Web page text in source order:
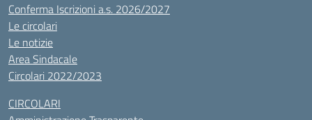
Conferma Iscrizioni a.s. 2026/2027
Le circolari
Le notizie
Area Sindacale
Circolari 2022/2023
CIRCOLARI